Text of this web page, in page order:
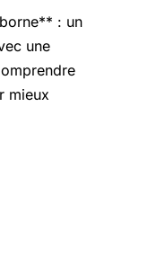
: un
une
mieux